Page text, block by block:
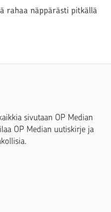
rahaa näppärästi pitkällä
sivutaan OP Median
OP Median uutiskirje ja